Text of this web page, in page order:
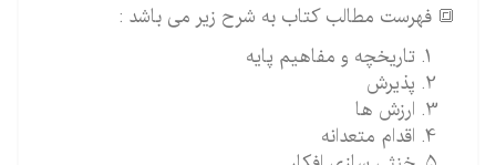
🔳 فهرست مطالب کتاب به شرح زیر می باشد :
تاریخچه و مفاهیم پایه
پذیرش
ارزش ها
اقدام متعدانه